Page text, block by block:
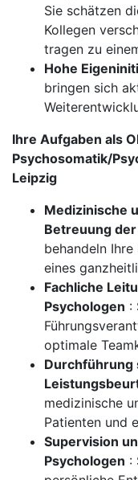
Sie schätzen
Kollegen
tragen zu
Hohe
bringen sich
Ihre Aufgaben als
Psychosomatik/
Leipzig
Medizinische
Betreuung
behandeln
eines
Fachliche
Psychologen :
optimale
Durchführung
medizinische
Patienten und
Supervision
Psychologen :